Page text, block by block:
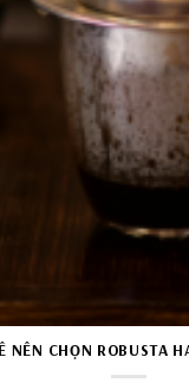
NÊN CHỌN ROBUSTA